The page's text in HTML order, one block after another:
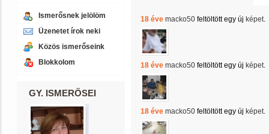
Ismerősnek jelölöm
Üzenetet írok neki
Közös ismerőseink
Blokkolom
GY. ISMERŐSEI
18 éve macko50 feltöltött egy új képet.
18 éve macko50 feltöltött egy új képet.
18 éve macko50 feltöltött egy új képet.